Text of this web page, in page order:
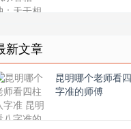
新文章
昆明哪个老师看
字准的师傅